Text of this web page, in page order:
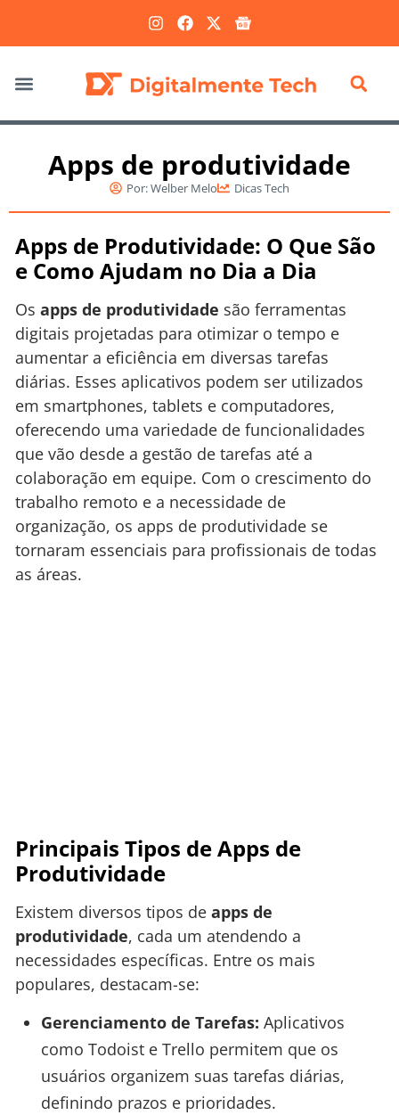
Apps de produtividade
Por:Welber Melo Dicas Tech
Apps de Produtividade: O Que São
e Como Ajudam no Dia a Dia
Os apps de produtividade são ferramentas
digitais projetadas para otimizar o tempo e
aumentar a eficiência em diversas tarefas
diárias. Esses aplicativos podem ser utilizados
em smartphones, tablets e computadores,
oferecendo uma variedade de funcionalidades
que vão desde a gestão de tarefas até a
colaboração em equipe. Com o crescimento do
trabalho remoto e a necessidade de
organização, os apps de produtividade se
tornaram essenciais para profissionais de todas
as áreas.
Principais Tipos de Apps de
Produtividade
Existem diversos tipos de apps de
produtividade, cada um atendendo a
necessidades específicas. Entre os mais
populares, destacam-se:
Gerenciamento de Tarefas: Aplicativos
como Todoist e Trello permitem que os
usuários organizem suas tarefas diárias,
definindo prazos e prioridades.